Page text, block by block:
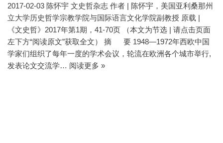
2017-02-03 陈怀宇 文史哲杂志 作者 | 陈怀宇，美国亚利桑那州
立大学历史哲学宗教学院与国际语言文化学院副教授 原载 |
《文史哲》2017年第1期，41-70页 （本文为节选 | 请点击页面
左下方“阅读原文”获取全文） 摘 要 1948—1972年西欧中国
学家们组织了每年一度的学术会议，轮流在欧洲各个城市举行,
发表论文交流学… 阅读更多 »